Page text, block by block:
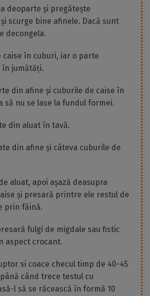
deoparte și pregătește
scurge bine afinele. Dacă sunt
decongela.
caise în cuburi, iar o parte
în jumătăți.
din afine și cuburile de caise în
să nu se lase la fundul formei.
din aluat în tavă.
din afine și câteva cuburile de
aluat, apoi așază deasupra
și presară printre ele restul de
prin făină.
fulgi de migdale sau fistic
aspect crocant.
si coace checul timp de 40-45
când trece testul cu
l să se răcească în formă 10